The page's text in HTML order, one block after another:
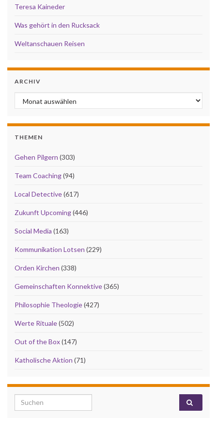
Teresa Kaineder
Was gehört in den Rucksack
Weltanschauen Reisen
ARCHIV
Archiv
THEMEN
Gehen Pilgern (303)
Team Coaching(94)
Local Detective(617)
Zukunft Upcoming(446)
Social Media (163)
Kommunikation Lotsen (229)
Orden Kirchen (338)
Gemeinschaften Konnektive(365)
Philosophie Theologie(427)
Werte Rituale(502)
Out of the Box(147)
Katholische Aktion (71)
Search for: